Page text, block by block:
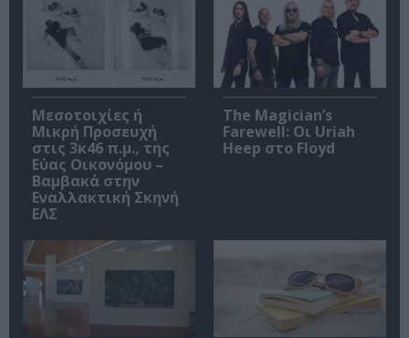
Μεσοτοιχίες ή
Μικρή Προσευχή
στις 3κ46 π.μ., της
Εύας Οικονόμου –
Βαμβακά στην
Εναλλακτική Σκηνή
ΕΛΣ
The Magician’s
Farewell: Οι Uriah
Heep στο Floyd